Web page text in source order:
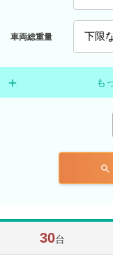
車両総重量
も
search
30台